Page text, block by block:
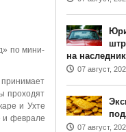
по мини-
принимает
проходят
и Ухте
и феврале
на
07 август,
07 август,